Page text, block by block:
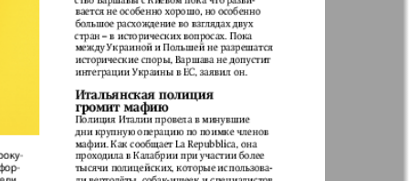
59 Вечерняя газета
Wadim